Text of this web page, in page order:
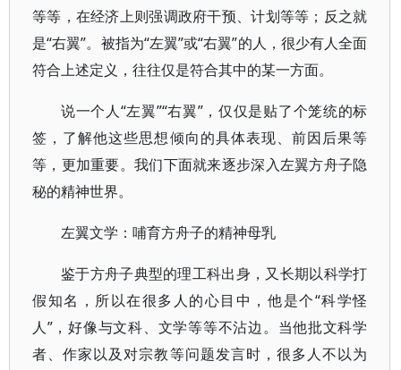
等等，在经济上则强调政府干预、计划等等；反之就
是“右翼”。被指为“左翼”或“右翼”的人，很少有人全面
符合上述定义，往往仅是符合其中的某一方面。
说一个人“左翼”“右翼”，仅仅是贴了个笼统的标
签，了解他这些思想倾向的具体表现、前因后果等
等，更加重要。我们下面就来逐步深入左翼方舟子隐
秘的精神世界。
左翼文学：哺育方舟子的精神母乳
鉴于方舟子典型的理工科出身，又长期以科学打
假知名，所以在很多人的心目中，他是个“科学怪
人”，好像与文科、文学等等不沾边。当他批文科学
者、作家以及对宗教等问题发言时，很多人不以为